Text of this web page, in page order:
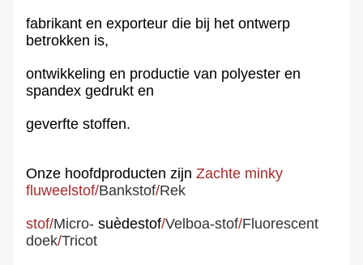
fabrikant en exporteur die bij het ontwerp
betrokken is,
ontwikkeling en productie van polyester en
spandex gedrukt en
geverfte stoffen.
Onze hoofdproducten zijn Zachte minky
fluweelstof/Bankstof/Rek
stof/Micro- suèdestof/Velboa-stof/Fluorescent
doek/Tricot